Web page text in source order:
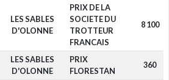
LES SABLES
D'OLONNE
PRIX DE LA
SOCIETE DU
TROTTEUR
FRANCAIS
8 100
LES SABLES
D'OLONNE
PRIX
FLORESTAN
360